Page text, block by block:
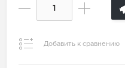
Добавить к сравнению